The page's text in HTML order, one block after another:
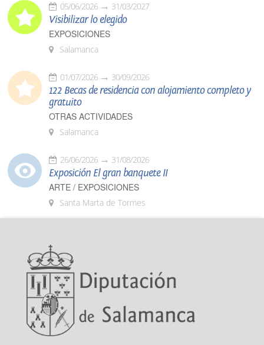
05/06/2026 31/03/2027
Visibilizar lo elegido
EXPOSICIONES
Salamanca
01/07/2026 30/09/2026
122 Becas de residencia con alojamiento completo y
gratuito
OTRAS ACTIVIDADES
Salamanca
26/06/2026 31/08/2026
Exposición El gran banquete II
ARTE / EXPOSICIONES
Santa Marta de Tormes